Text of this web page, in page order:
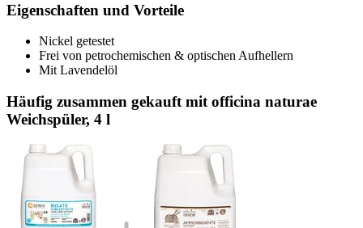
Eigenschaften und Vorteile
Nickel getestet
Frei von petrochemischen & optischen Aufhellern
Mit Lavendelöl
Häufig zusammen gekauft mit officina naturae
Weichspüler, 4 l